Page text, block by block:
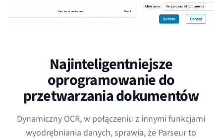
Najinteligentniejsze
oprogramowanie do
przetwarzania dokumentów
Dynamiczny OCR, w połączeniu z innymi funkcjami
wyodrębniania danych, sprawia, że Parseur to